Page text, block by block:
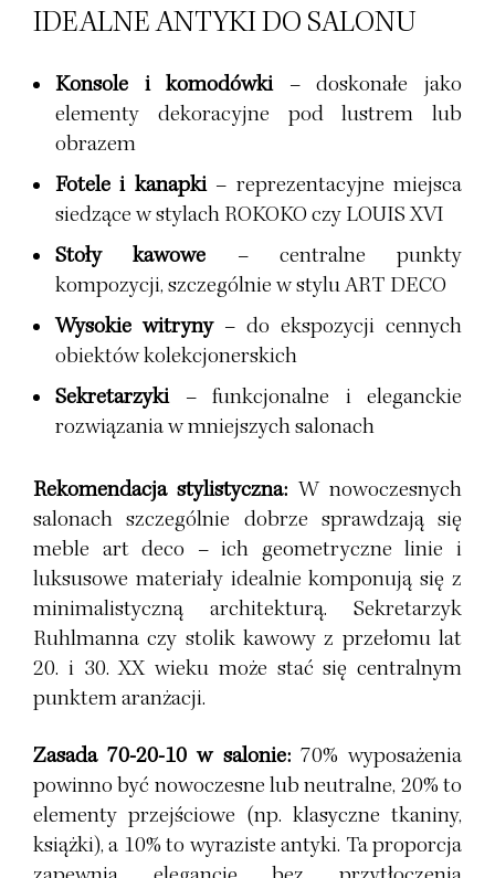
IDEALNE ANTYKI DO SALONU
Konsole i komodówki– doskonałe jako
elementy dekoracyjne pod lustrem lub
obrazem
Fotele i kanapki– reprezentacyjne miejsca
siedzące w stylachROKOKOczyLOUIS XVI
Stoły kawowe – centralne punkty
kompozycji, szczególnie w styluART DECO
Wysokie witryny– do ekspozycji cennych
obiektów kolekcjonerskich
Sekretarzyki– funkcjonalne i eleganckie
rozwiązania w mniejszych salonach
Rekomendacja stylistyczna: W nowoczesnych
salonach szczególnie dobrze sprawdzają się
meble art deco – ich geometryczne linie i
luksusowe materiały idealnie komponują się z
minimalistyczną architekturą. Sekretarzyk
Ruhlmanna czy stolik kawowy z przełomu lat
20. i 30. XX wieku może stać się centralnym
punktem aranżacji.
Zasada 70-20-10 w salonie:70% wyposażenia
powinno być nowoczesne lub neutralne, 20% to
elementy przejściowe (np. klasyczne tkaniny,
książki), a 10% to wyraziste antyki. Ta proporcja